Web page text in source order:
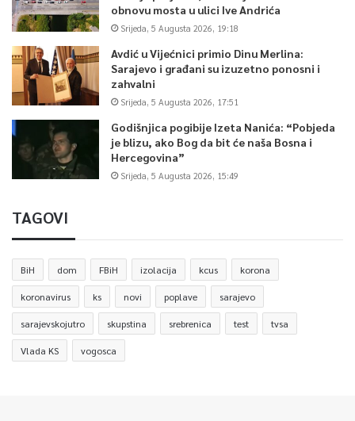
obnovu mosta u ulici Ive Andrića
Srijeda, 5 Augusta 2026, 19:18
Avdić u Vijećnici primio Dinu Merlina:
Sarajevo i građani su izuzetno ponosni i
zahvalni
Srijeda, 5 Augusta 2026, 17:51
Godišnjica pogibije Izeta Nanića: “Pobjeda
je blizu, ako Bog da bit će naša Bosna i
Hercegovina”
Srijeda, 5 Augusta 2026, 15:49
TAGOVI
BiH dom FBiH izolacija kcus korona
koronavirus ks novi poplave sarajevo
sarajevskojutro skupstina srebrenica test tvsa
Vlada KS vogosca